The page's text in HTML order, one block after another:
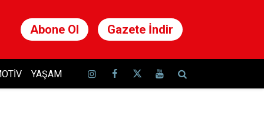
Abone Ol Gazete İndir
YAŞAM